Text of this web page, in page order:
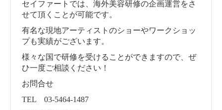
セイファートでは、海外美容研修の企画運営をさ
せて頂くことが可能です。
有名な現地アーティストのショーやワークショッ
プも実績がございます。
様々な国で研修を受けることができますので、ぜ
ひ一度ご相談ください！
お問合せ
TEL 03-5464-1487